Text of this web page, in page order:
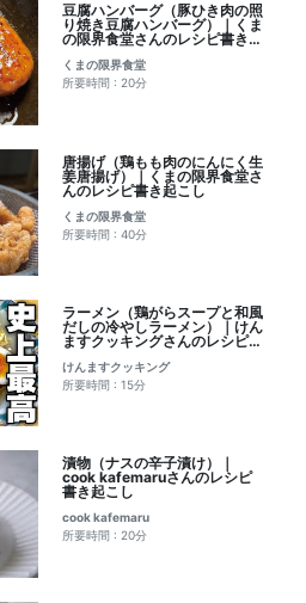
豆腐ハンバーグ（豚ひき肉の照
り焼き豆腐ハンバーグ）｜くま
の限界食堂さんのレシピ書き起
くまの限界食堂
所要時間 : 20分
唐揚げ（鶏もも肉のにんにく生
姜唐揚げ）｜くまの限界食堂さ
んのレシピ書き起こし
くまの限界食堂
所要時間 : 40分
ラーメン（鶏がらスープと和風
だしの冷やしラーメン）｜けん
ますクッキングさんのレシピ書
けんますクッキング
所要時間 : 15分
漬物（ナスの辛子漬け）｜
cook kafemaruさんのレシピ
書き起こし
cook kafemaru
所要時間 : 20分